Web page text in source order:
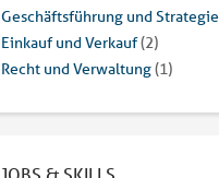
Geschäftsführung und Strategie
Einkauf und Verkauf(2)
Recht und Verwaltung(1)